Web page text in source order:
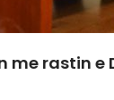
rastin e